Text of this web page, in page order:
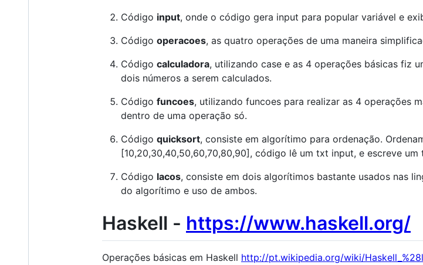
Código input, onde o código gera input para popular variável e
Código operacoes, as quatro operações de uma maneira
Código calculadora, utilizando case e as 4 operações básicas fiz
dois números a serem calculados.
Código funcoes, utilizando funcoes para realizar as 4 operações
dentro de uma operação só.
Código quicksort, consiste em algorítimo para ordenação.
[10,20,30,40,50,60,70,80,90], código lê um txt input, e escreve
Código lacos, consiste em dois algorítimos bastante usados nas
do algorítimo e uso de ambos.
Haskell - https://www.haskell.org/
Operações básicas em Haskell http://pt.wikipedia.org/wiki/